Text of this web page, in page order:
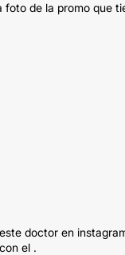
foto de la promo que
doctor en
el .